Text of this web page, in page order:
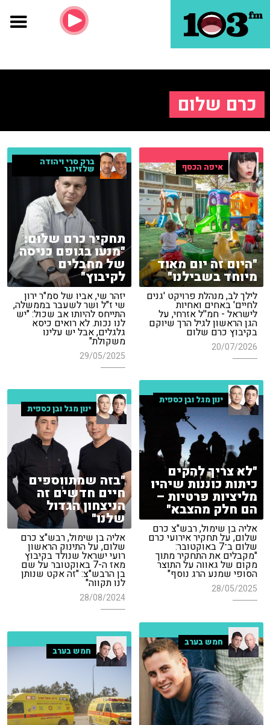
כרם שלום
איפה הכסף
"היום זה יום מאוד
מיוחד בשבילנו"
לילך לב, מנהלת פרויקט 'גנים
לחיים' באחים ואחיות
לישראל - חמ''ל אזרחי, על
הגן הראשון לגיל הרך שיוקם
בקיבוץ כרם שלום
20/07/2026
ברק סרי ויהודה
שלזינגר
תחקיר כרם שלום:
"מנעו בגופם כניסה
של מחבלים
לקיבוץ"
יזהר שי, אביו של סמ"ר ירון
שי ז"ל ושר לשעבר בממשלה,
התייחס להיותו אב שכול: "יש
לנו נכות. לא רואים כיסא
גלגלים, אבל יש עלינו
משקולת"
29/05/2025
ינון מגל ובן כספית
"לא צריך להקים
כיתות כוננות שיהיו
מליציות פרטיות –
הם חלק מהצבא"
אליה בן שימול, רבש"צ כרם
שלום, על תחקיר אירועי כרם
שלום ב־7 באוקטובר:
"מקבלים את התחקיר מתוך
מקום של גאווה על התוצר
הסופי שמנע הרג נוסף"
28/05/2025
ינון מגל ובן כספית
"בזה שמתווספים
חיים חדשים זה
הניצחון הגדול
שלנו"
אליה בן שימול, רבש"צ כרם
שלום, על התינוק הראשון
רועי ישראל שנולד בקיבוץ
מאז ה-7 באוקטובר על שם
בן הרבש"צ: "זה אקט שנותן
לנו תקווה"
28/08/2024
חמש בערב
חמש בערב